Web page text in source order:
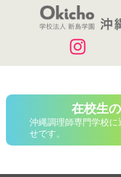
在校生
沖縄調理師専門学校
せです。